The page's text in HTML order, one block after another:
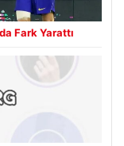
Fark Yarattı